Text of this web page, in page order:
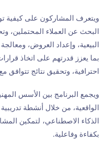
ويتعرف المشاركون على كيفية
البحث عن العملاء المحتملين،
البيعية، وإعداد العروض،
بما يعزز قدرتهم على اتخاذ
احترافية، وتحقيق نتائج تتوافق
ويجمع البرنامج بين الأسس
الواقعية، من خلال أنشطة
الذكاء الاصطناعي، لتمكين
بكفاءة وفاعلية.